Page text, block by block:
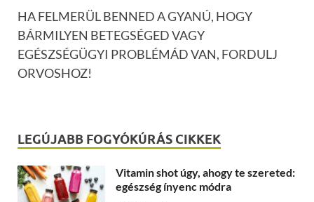
HA FELMERÜL BENNED A GYANÚ, HOGY
BÁRMILYEN BETEGSÉGED VAGY
EGÉSZSÉGÜGYI PROBLÉMÁD VAN, FORDULJ
ORVOSHOZ!
LEGÚJABB FOGYÓKÚRÁS CIKKEK
Vitamin shot úgy, ahogy te szereted:
egészség ínyenc módra